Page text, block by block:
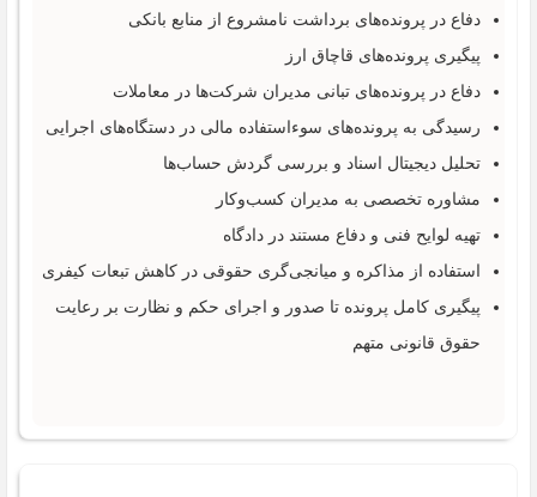
دفاع در پرونده‌های برداشت نامشروع از منابع بانکی
پیگیری پرونده‌های قاچاق ارز
دفاع در پرونده‌های تبانی مدیران شرکت‌ها در معاملات
رسیدگی به پرونده‌های سوءاستفاده مالی در دستگاه‌های اجرایی
تحلیل دیجیتال اسناد و بررسی گردش حساب‌ها
مشاوره تخصصی به مدیران کسب‌وکار
تهیه لوایح فنی و دفاع مستند در دادگاه
استفاده از مذاکره و میانجی‌گری حقوقی در کاهش تبعات کیفری
پیگیری کامل پرونده تا صدور و اجرای حکم و نظارت بر رعایت
حقوق قانونی متهم